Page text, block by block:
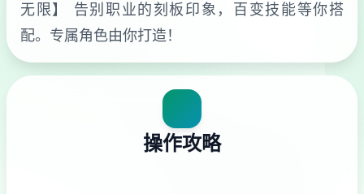
无限】 告别职业的刻板印象，百变技能等你搭
配。专属角色由你打造！
操作攻略